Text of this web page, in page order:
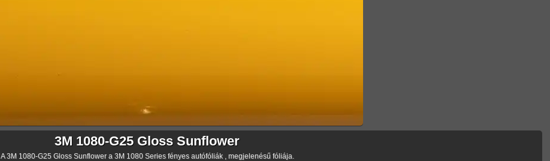
3M 1080-G25 Gloss Sunflower
A 3M 1080-G25 Gloss Sunflower a 3M 1080 Series fényes autófóliák , megjelenésű fóliája.